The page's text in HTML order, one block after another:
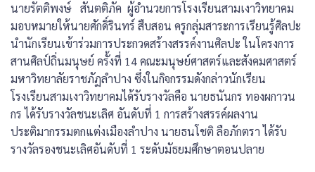
นายรัตติพงษ์ สันตติภัค ผู้อำนวยการโรงเรียนสามเงาวิทยาคม
มอบหมายให้นายศักดิ์รินทร์ สืบสอน ครูกลุ่มสาระการเรียนรู้ศิลปะ
นำนักเรียนเข้าร่วมการประกวดสร้างสรรค์งานศิลปะ ในโครงการ
สานศิลป์ถิ่นมนุษย์ ครั้งที่ 14 คณะมนุษย์ศาสตร์และสังคมศาสตร์
มหาวิทยาลัยราชภัฏลำปาง ซึ่งในกิจกรรมดังกล่าวนักเรียน
โรงเรียนสามเงาวิทยาคมได้รับรางวัลคือ นายธนันกร ทองผกาวน
กร ได้รับรางวัลชนะเลิศ อันดับที่ 1 การสร้างสรรค์ผลงาน
ประติมากรรมตกแต่งเมืองลำปาง นายธนโชติ ลือภักตรา ได้รับ
รางวัลรองชนะเลิศอันดับที่ 1 ระดับมัธยมศึกษาตอนปลาย